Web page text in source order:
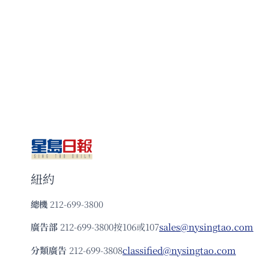
紐約
總機 212-699-3800
廣告部 212-699-3800按106或107sales@nysingtao.com
分類廣告 212-699-3808classified@nysingtao.com